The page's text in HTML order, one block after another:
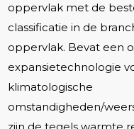
oppervlak met de
classificatie in de
oppervlak. Bevat een
expansietechnologie
klimatologische
omstandigheden/